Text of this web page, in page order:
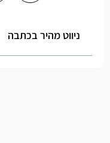
ניווט מהיר בכתבה